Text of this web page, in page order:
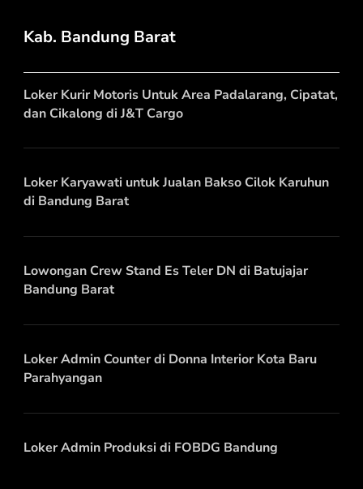
Kab. Bandung Barat
Loker Kurir Motoris Untuk Area Padalarang, Cipatat,
dan Cikalong di J&T Cargo
Loker Karyawati untuk Jualan Bakso Cilok Karuhun
di Bandung Barat
Lowongan Crew Stand Es Teler DN di Batujajar
Bandung Barat
Loker Admin Counter di Donna Interior Kota Baru
Parahyangan
Loker Admin Produksi di FOBDG Bandung